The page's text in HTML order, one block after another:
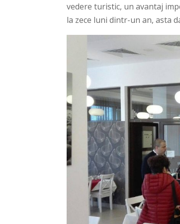
vedere turistic, un avantaj
la zece luni dintr-un an, asta